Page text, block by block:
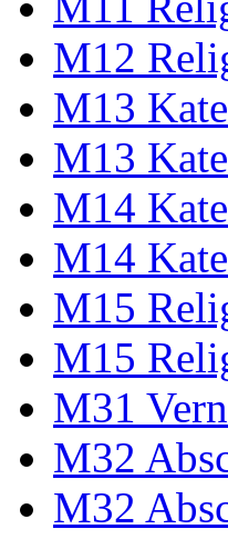
M12
M13
M13
M14
M14
M15
M15
M31
M32
M32